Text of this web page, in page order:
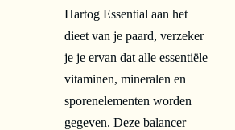
Hartog Essential aan het
dieet van je paard, verzeker
je je ervan dat alle essentiële
vitaminen, mineralen en
sporenelementen worden
gegeven. Deze balancer